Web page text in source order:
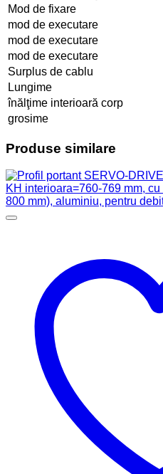
Mod de fixare
mod de executare
mod de executare
mod de executare
Surplus de cablu
Lungime
înălţime interioară corp
grosime
Produse similare